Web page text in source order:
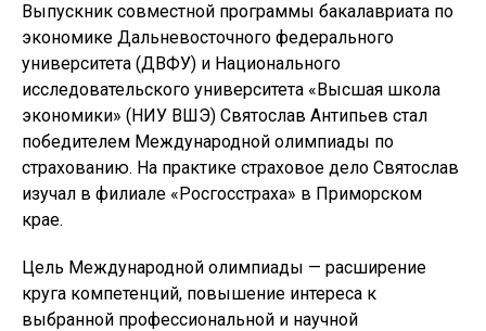
Выпускник совместной программы бакалавриата по
экономике Дальневосточного федерального
университета (ДВФУ) и Национального
исследовательского университета «Высшая школа
экономики» (НИУ ВШЭ) Святослав Антипьев стал
победителем Международной олимпиады по
страхованию. На практике страховое дело Святослав
изучал в филиале «Росгосстраха» в Приморском
крае.
Цель Международной олимпиады — расширение
круга компетенций, повышение интереса к
выбранной профессиональной и научной